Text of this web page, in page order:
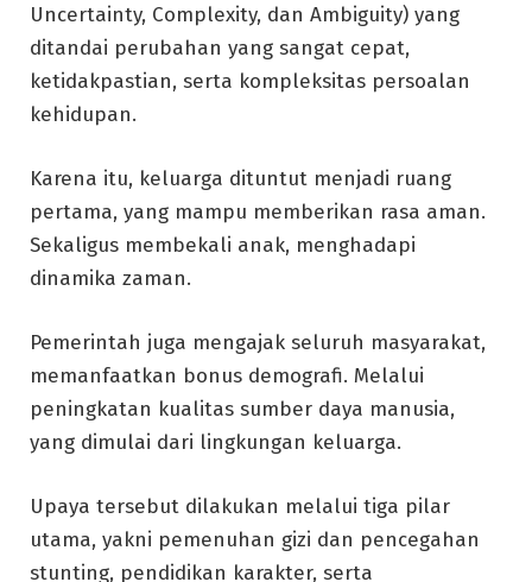
Uncertainty, Complexity, dan Ambiguity) yang
ditandai perubahan yang sangat cepat,
ketidakpastian, serta kompleksitas persoalan
kehidupan.
Karena itu, keluarga dituntut menjadi ruang
pertama, yang mampu memberikan rasa aman.
Sekaligus membekali anak, menghadapi
dinamika zaman.
Pemerintah juga mengajak seluruh masyarakat,
memanfaatkan bonus demografi. Melalui
peningkatan kualitas sumber daya manusia,
yang dimulai dari lingkungan keluarga.
Upaya tersebut dilakukan melalui tiga pilar
utama, yakni pemenuhan gizi dan pencegahan
stunting, pendidikan karakter, serta